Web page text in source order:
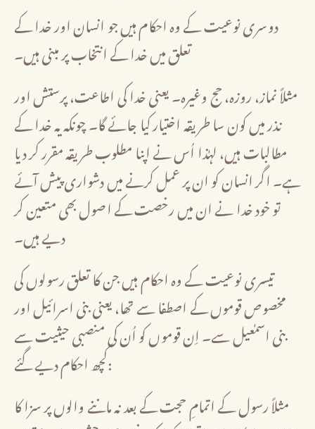
دوسری نوعیت کے وہ احکام ہیں جو انسان اور خدا کے
تعلق میں خدا کے انتخاب پر مبنی ہیں۔
مثلاً نماز، روزہ، حج وغیرہ۔ یعنی خدا کی اطاعت، پرستش اور
نذر میں کون سا طریقہ اختیار کیا جائے گا۔ چونکہ یہ خدا کے
مطالبات ہیں، لہٰذا اُس نے اپنا مطلوب طریقہ مقرر کر دیا
ہے۔ اگر انسان کو ان پر عمل کرنے میں دشواری پیش آئے
تو خود خدا نے ان میں رخصت کے اصول بھی متعین کر
دیے ہیں۔
تیسری نوعیت کے وہ احکام ہیں جن کا تعلق رسولوں کی
مخصوص قوموں کے اصطفا سے تھا، یعنی بنی اسرائیل اور
بنی اسمٰعیل سے۔ اِن قوموں کو اُن کی منصبی حیثیت سے
کچھ احکام دیے گئے:
مثلاً رسول کے اتمامِ حجت کے بعد نہ ماننے والوں پر سزا کا